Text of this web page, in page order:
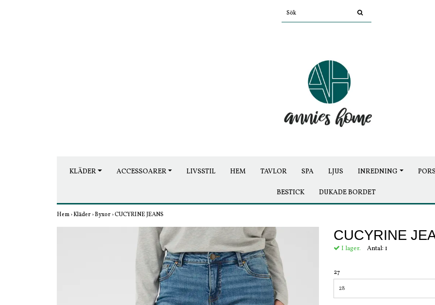
KLÄDER ACCESSOARER LIVSSTIL HEM TAVLOR SPA LJUS INREDNING
BESTICK DUKADE BORDET
Hem›Kläder›Byxor›CUCYRINE JEANS
CUCYRINE
I lager. Antal: 1
27
28